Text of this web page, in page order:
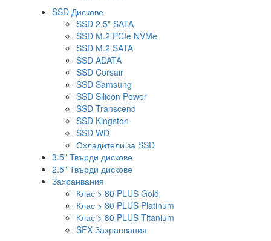
SSD Дискове
SSD 2.5" SATA
SSD М.2 PCIe NVMe
SSD М.2 SATA
SSD ADATA
SSD Corsair
SSD Samsung
SSD Silicon Power
SSD Transcend
SSD Kingston
SSD WD
Охладители за SSD
3.5" Твърди дискове
2.5" Твърди дискове
Захранвания
Клас > 80 PLUS Gold
Клас > 80 PLUS Platinum
Клас > 80 PLUS Titanium
SFX Захранвания